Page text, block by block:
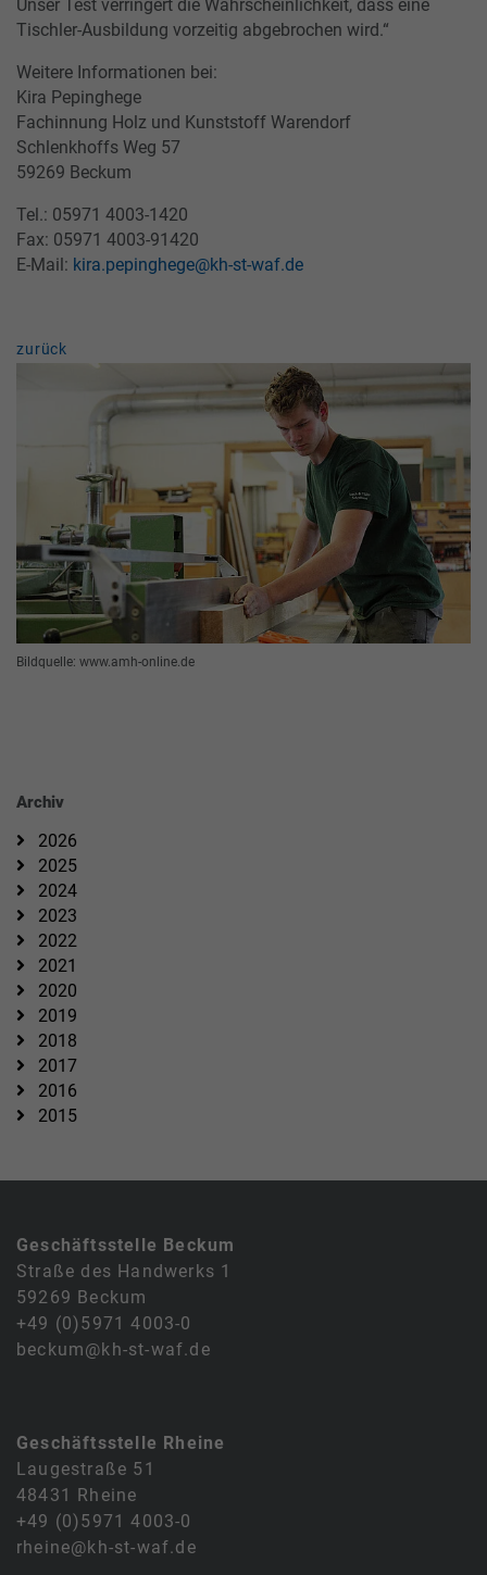
Unser Test verringert die Wahrscheinlichkeit, dass eine
Tischler-Ausbildung vorzeitig abgebrochen wird.“
Weitere Informationen bei:
Kira Pepinghege
Fachinnung Holz und Kunststoff Warendorf
Schlenkhoffs Weg 57
59269 Beckum
Tel.: 05971 4003-1420
Fax: 05971 4003-91420
E-Mail: kira.pepinghege@kh-st-waf.de
zurück
Bildquelle: www.amh-online.de
Archiv
2026
2025
2024
2023
2022
2021
2020
2019
2018
2017
2016
2015
Geschäftsstelle Beckum
Straße des Handwerks 1
59269 Beckum
+49 (0)5971 4003-0
beckum@kh-st-waf.de
Geschäftsstelle Rheine
Laugestraße 51
48431 Rheine
+49 (0)5971 4003-0
rheine@kh-st-waf.de